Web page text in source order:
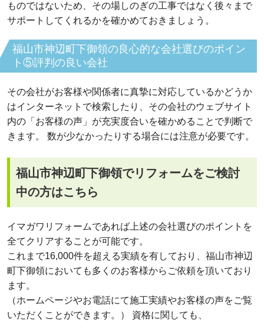
ものではないため、その場しのぎの工事ではなく後々まで
サポートしてくれるかを確かめておきましょう。
福山市神辺町下御領の良心的な会社選びのポイン
ト⑤評判の良い会社
その会社がお客様や関係者に真摯に対応しているかどうか
はインターネットで検索したり、その会社のウェブサイト
内の「お客様の声」が充実度合いを確かめることで判断で
きます。 数が少なかったりする場合には注意が必要です。
福山市神辺町下御領でリフォームをご検討
中の方はこちら
イマガワリフォームであれば上述の会社選びのポイントを
全てクリアすることが可能です。
これまで16,000件を超える実績を有しており、福山市神辺
町下御領においても多くのお客様からご依頼を頂いており
ます。
（ホームページやお電話にて施工実績やお客様の声をご覧
いただくことができます。） 資格に関しても、